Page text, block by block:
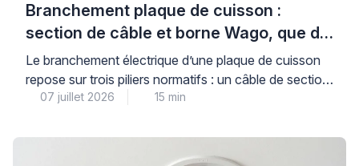
Branchement plaque de cuisson :
section de câble et borne Wago, que dit
la norme ?
Le branchement électrique d’une plaque de cuisson
repose sur trois piliers normatifs : un câble de section
adaptée (6 mm² pour les plaques jusqu’à 7 400 W,
conforme à la norme NF C 15-100, et des
connexions dimensionnées pour supporter l’intensité
07 juillet 2026 15 min